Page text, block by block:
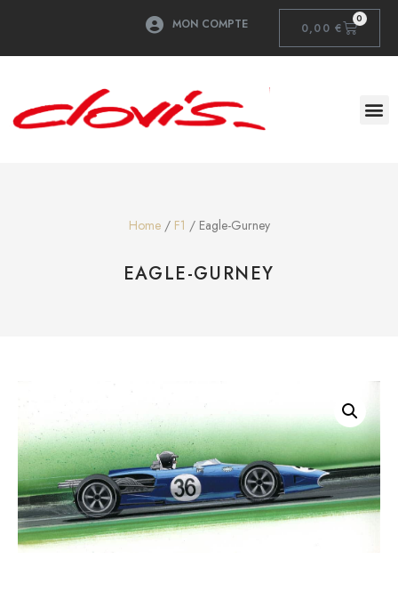
MON COMPTE 0,00€
0
Home/ F1 / Eagle-Gurney
EAGLE-GURNEY